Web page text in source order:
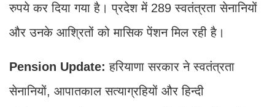
रुपये कर दिया गया है। प्रदेश में 289 स्वतंत्रता सेनानियों
और उनके आश्रितों को मासिक पेंशन मिल रही है।
Pension Update:हरियाणा सरकार ने स्वतंत्रता
सेनानियों, आपातकाल सत्याग्रहियों और हिन्दी